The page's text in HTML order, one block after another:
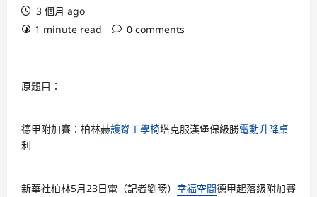
3 個月 ago
1 minute read
0 comments
原題目：
德甲附加賽：柏林赫護脊工學椅塔克服漢堡保級勝電動升降桌
利
新華社柏林5月23日電（記者劉旸） 幸福空間德甲起落級附加賽